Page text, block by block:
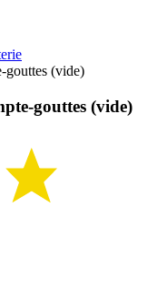
gouttes (vide)
gouttes (vide)